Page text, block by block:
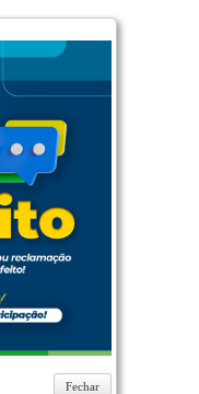
Fechar